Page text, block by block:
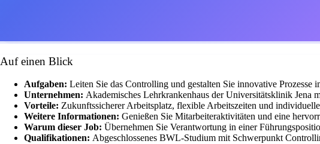
Auf einen Blick
Aufgaben: Leiten Sie das Controlling und gestalten Sie innovative Prozesse
Unternehmen: Akademisches Lehrkrankenhaus der Universitätsklinik Jena
Vorteile: Zukunftssicherer Arbeitsplatz, flexible Arbeitszeiten und
Weitere Informationen: Genießen Sie Mitarbeiteraktivitäten und eine
Warum dieser Job: Übernehmen Sie Verantwortung in einer
Qualifikationen: Abgeschlossenes BWL-Studium mit Schwerpunkt